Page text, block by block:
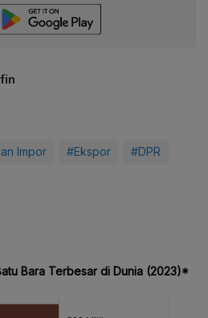
Impor #Ekspor #DPR